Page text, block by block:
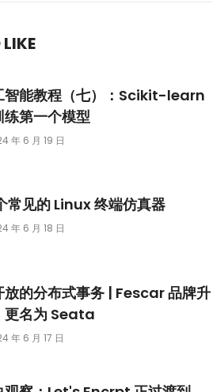
智能教程（七）：Scikit-learn
练第一个模型
年 6 月 19 日
常见的 Linux 终端仿真器
年 6 月 18 日
放的分布式事务 | Fescar 品牌升
更名为 Seata
年 6 月 17 日